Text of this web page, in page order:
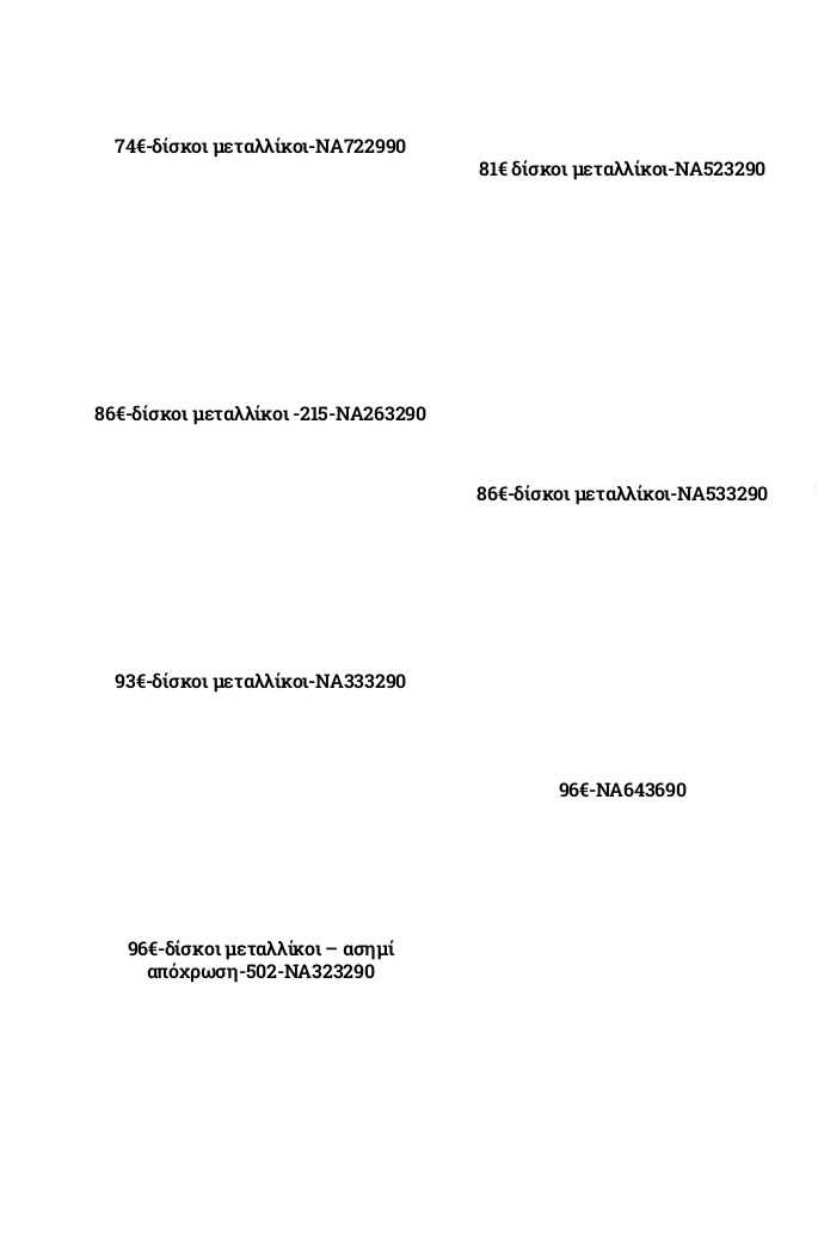
74€-δίσκοι μεταλλίκοι-NA722990
81€ δίσκοι μεταλλίκοι-NA523290
86€-δίσκοι μεταλλίκοι -215-NA263290
86€-δίσκοι μεταλλίκοι-NA533290
93€-δίσκοι μεταλλίκοι-NA333290
96€-NA643690
96€-δίσκοι μεταλλίκοι – ασημί
απόχρωση-502-NA323290